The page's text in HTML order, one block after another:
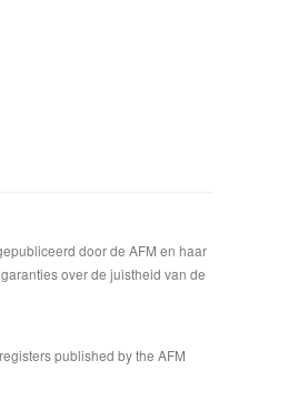
door de AFM en haar
over de juistheid van de
published by the AFM